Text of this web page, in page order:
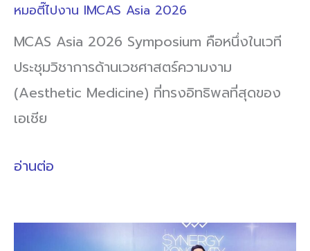
หมอตี๊ไปงาน IMCAS Asia 2026
MCAS Asia 2026 Symposium คือหนึ่งในเวที
ประชุมวิชาการด้านเวชศาสตร์ความงาม
(Aesthetic Medicine) ที่ทรงอิทธิพลที่สุดของ
เอเชีย
อ่านต่อ